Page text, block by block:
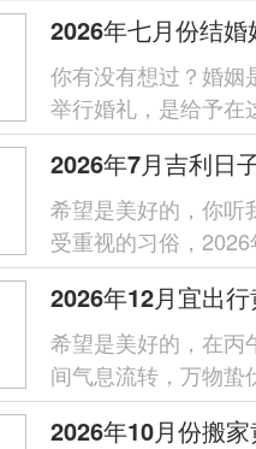
2026年七月份结
你有没有想过？婚姻
举行婚礼，是给予在
年火热的七月蕴藏着
2026年7月吉利日
希望是美好的，你听
受重视的习俗，
日期，适合各式各样
2026年12月宜出
希望是美好的，在丙
间气息流转，万物蛰
仅能顺应天时更能位